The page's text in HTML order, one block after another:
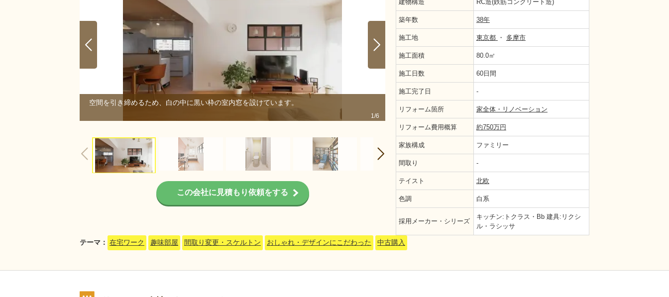
空間を引き締めるため、白の中に黒い枠の室内窓を設けています。
1/6
アクセントとしてくすみピンクのクロスを選択。ピンクすぎず淡すぎない絶妙な色です
この会社に見積もり依頼をする
建物構造 RC造(鉄筋コンクリート造)
築年数 38年
施工地 東京都 ・ 多摩市
施工面積 80.0㎡
施工日数 60日間
施工完了日 -
リフォーム箇所 家全体・リノベーション
リフォーム費用概算 約750万円
家族構成 ファミリー
間取り -
テイスト 北欧
色調 白系
採用メーカー・シリーズ
キッチン:トクラス・Bb 建具:リクシ
ル・ラシッサ
テーマ： 在宅ワーク 趣味部屋 間取り変更・スケルトン おしゃれ・デザインにこだわった 中古購入